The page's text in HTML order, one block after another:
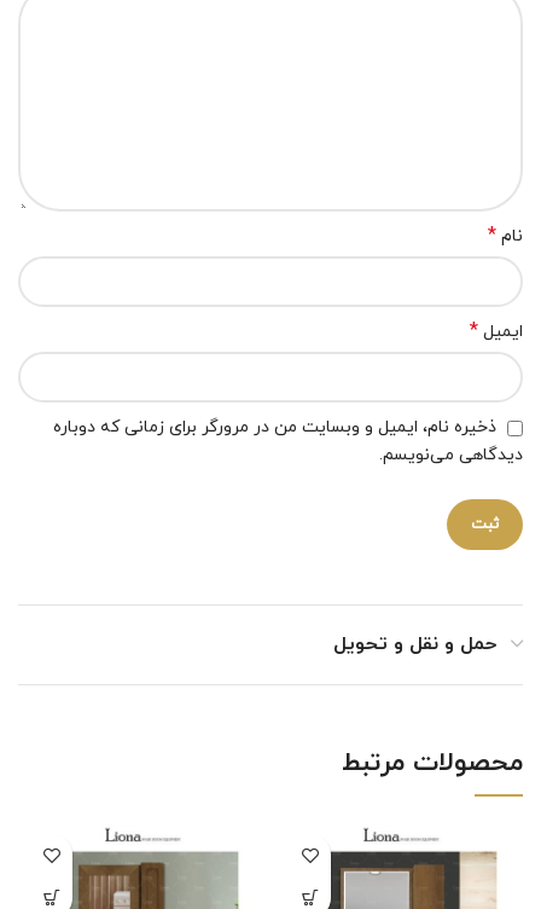
نام *
ایمیل *
ذخیره نام، ایمیل و وبسایت من در مرورگر برای زمانی که دوباره
دیدگاهی می‌نویسم.
حمل و نقل و تحویل
محصولات مرتبط